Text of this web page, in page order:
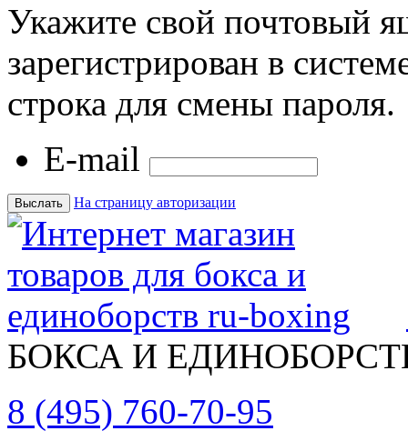
Укажите свой почтовый
зарегистрирован в
строка для смены пароля.
E-mail
На страницу авторизации
БОКСА И
8 (495) 760-70-95